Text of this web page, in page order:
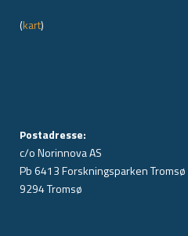
(kart)
Postadresse:
c/o Norinnova AS
Pb 6413 Forskningsparken Tromsø
9294 Tromsø